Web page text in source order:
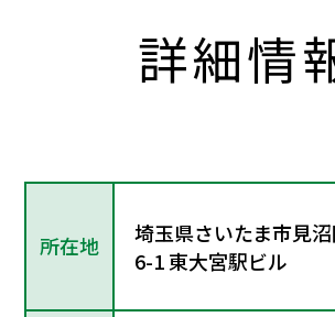
詳細情
所在地
埼玉県さいたま市見
6-1 東大宮駅ビル